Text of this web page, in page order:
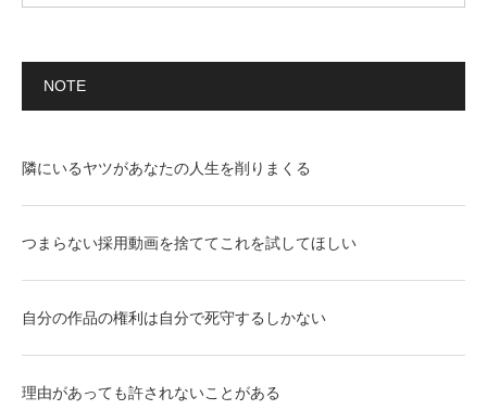
NOTE
隣にいるヤツがあなたの人生を削りまくる
つまらない採用動画を捨ててこれを試してほしい
自分の作品の権利は自分で死守するしかない
理由があっても許されないことがある